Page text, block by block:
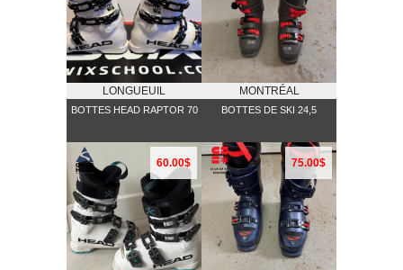
LONGUEUIL
BOTTES HEAD RAPTOR 70
MONTRÉAL
BOTTES DE SKI 24,5
60.00$ 75.00$